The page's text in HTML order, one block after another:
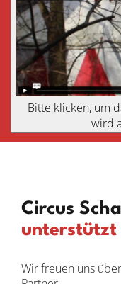
Bitte klicken, um
wird
Circus
unterstützt
Wir freuen uns